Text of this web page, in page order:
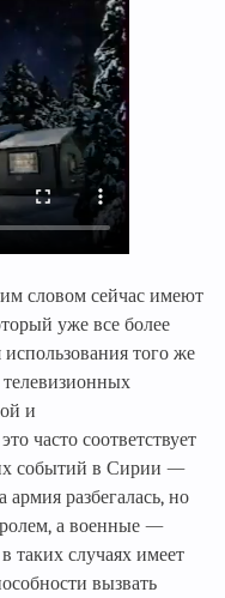
словом сейчас имеют
уже все более
того же
и
часто соответствует
событий в Сирии —
разбегалась, но
а военные —
таких случаях имеет
вызвать